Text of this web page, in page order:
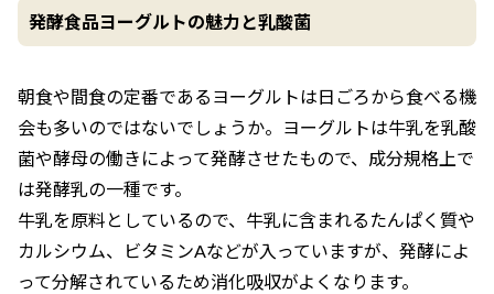
発酵食品ヨーグルトの魅力と乳酸菌
朝食や間食の定番であるヨーグルトは日ごろから食べる機
会も多いのではないでしょうか。ヨーグルトは牛乳を乳酸
菌や酵母の働きによって発酵させたもので、成分規格上で
は発酵乳の一種です。
牛乳を原料としているので、牛乳に含まれるたんぱく質や
カルシウム、ビタミンAなどが入っていますが、発酵によ
って分解されているため消化吸収がよくなります。